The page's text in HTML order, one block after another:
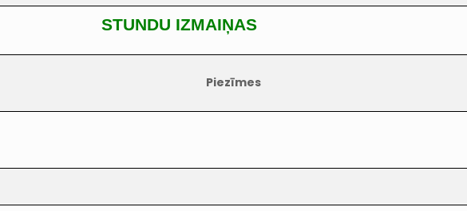
STUNDU IZMAIŅAS
Piezīmes